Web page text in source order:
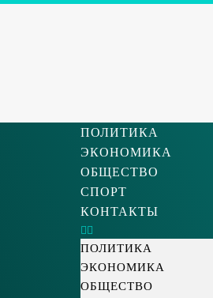
ПОЛИТИКА
ЭКОНОМИКА
ОБЩЕСТВО
СПОРТ
КОНТАКТЫ
ПОЛИТИКА
ЭКОНОМИКА
ОБЩЕСТВО